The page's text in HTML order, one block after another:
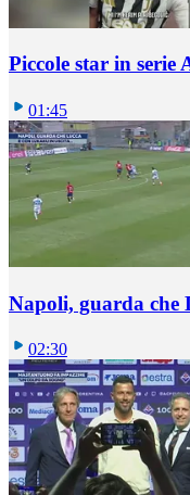
Piccole star in serie
01:45
Napoli, guarda che
02:30